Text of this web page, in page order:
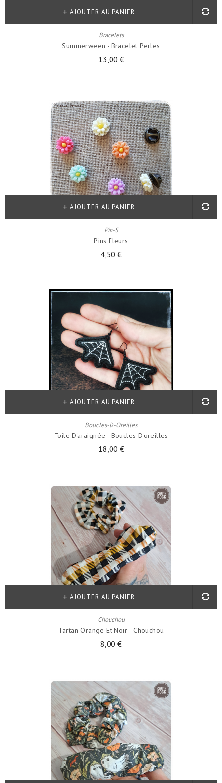
Bracelets
Summerween - Bracelet Perles
13,00 €
AJOUTER AU PANIER
Pin-S
Pins Fleurs
4,50 €
AJOUTER AU PANIER
Boucles-D-Oreilles
Toile D'araignée - Boucles D'oreilles
18,00 €
AJOUTER AU PANIER
Chouchou
Tartan Orange Et Noir - Chouchou
8,00 €
AJOUTER AU PANIER